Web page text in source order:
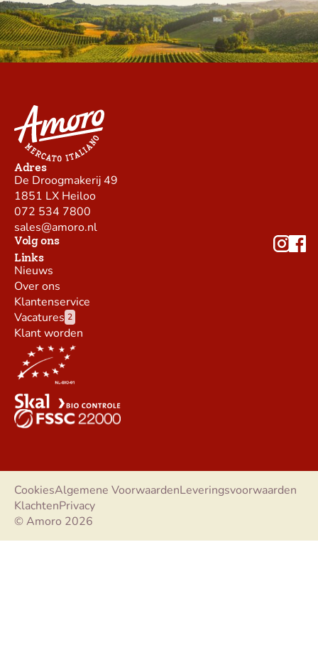
Adres
De Droogmakerij 49
1851 LX Heiloo
072 534 7800
sales@amoro.nl
Volg ons
Links
Nieuws
Over ons
Klantenservice
Vacatures 2
Klant worden
© Amoro 2026
CookiesAlgemene VoorwaardenLeveringsvoorwaarden
KlachtenPrivacy